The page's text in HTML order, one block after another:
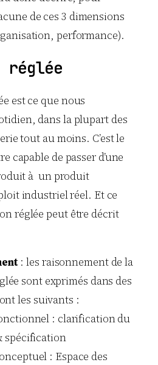
de ces 3 dimensions
performance).
réglée
est ce que nous
dans la plupart des
tout au moins. C’est le
capable de passer d’une
à un produit
industriel réel. Et ce
réglée peut être décrit
: les raisonnement de la
sont exprimés dans des
les suivants :
: clarification du
spécification
: Espace des